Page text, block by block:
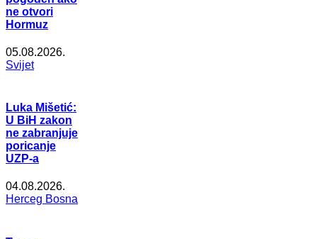
ne otvori
Hormuz
05.08.2026.
Svijet
Luka Mišetić:
U BiH zakon
ne zabranjuje
poricanje
UZP-a
04.08.2026.
Herceg Bosna